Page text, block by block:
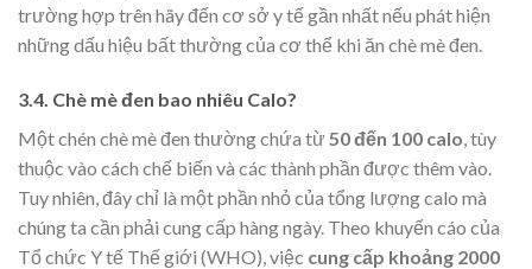
trường hợp trên hãy đến cơ sở y tế gần nhất nếu phát hiện
những dấu hiệu bất thường của cơ thể khi ăn chè mè đen.
3.4. Chè mè đen bao nhiêu Calo?
Một chén chè mè đen thường chứa từ 50 đến 100 calo , tùy
thuộc vào cách chế biến và các thành phần được thêm vào.
Tuy nhiên, đây chỉ là một phần nhỏ của tổng lượng calo mà
chúng ta cần phải cung cấp hàng ngày. Theo khuyến cáo của
Tổ chức Y tế Thế giới (WHO), việc cung cấp khoảng 2000